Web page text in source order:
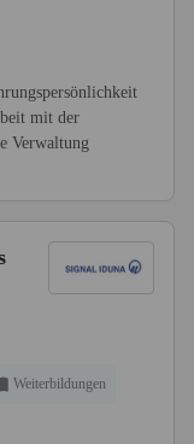
mit der
Verwaltung
Weiterbildungen